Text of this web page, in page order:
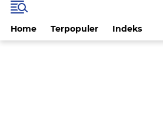
Home Terpopuler Indeks